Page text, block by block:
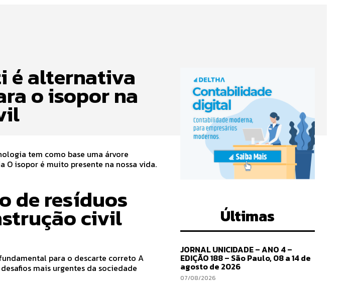
é alternativa
o isopor na
tem como base uma árvore
de resíduos
civil
para o descarte correto A
mais urgentes da sociedade
Últimas
JORNAL UNICIDADE – ANO 4 –
EDIÇÃO 188 – São Paulo, 08 a 14 de
agosto de 2026
07/08/2026